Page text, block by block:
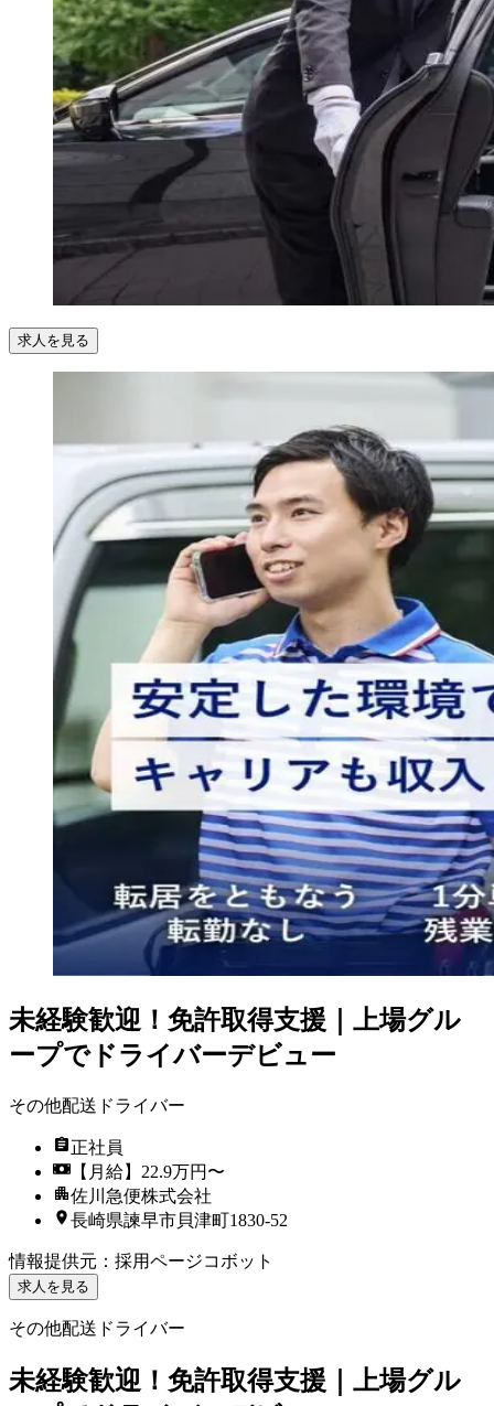
求人を見る
未経験歓迎！免許取得支援｜上場グル
ープでドライバーデビュー
その他配送ドライバー
正社員
【月給】22.9万円〜
佐川急便株式会社
長崎県諫早市貝津町1830-52
情報提供元 ： 採用ページコボット
求人を見る
その他配送ドライバー
未経験歓迎！免許取得支援｜上場グル